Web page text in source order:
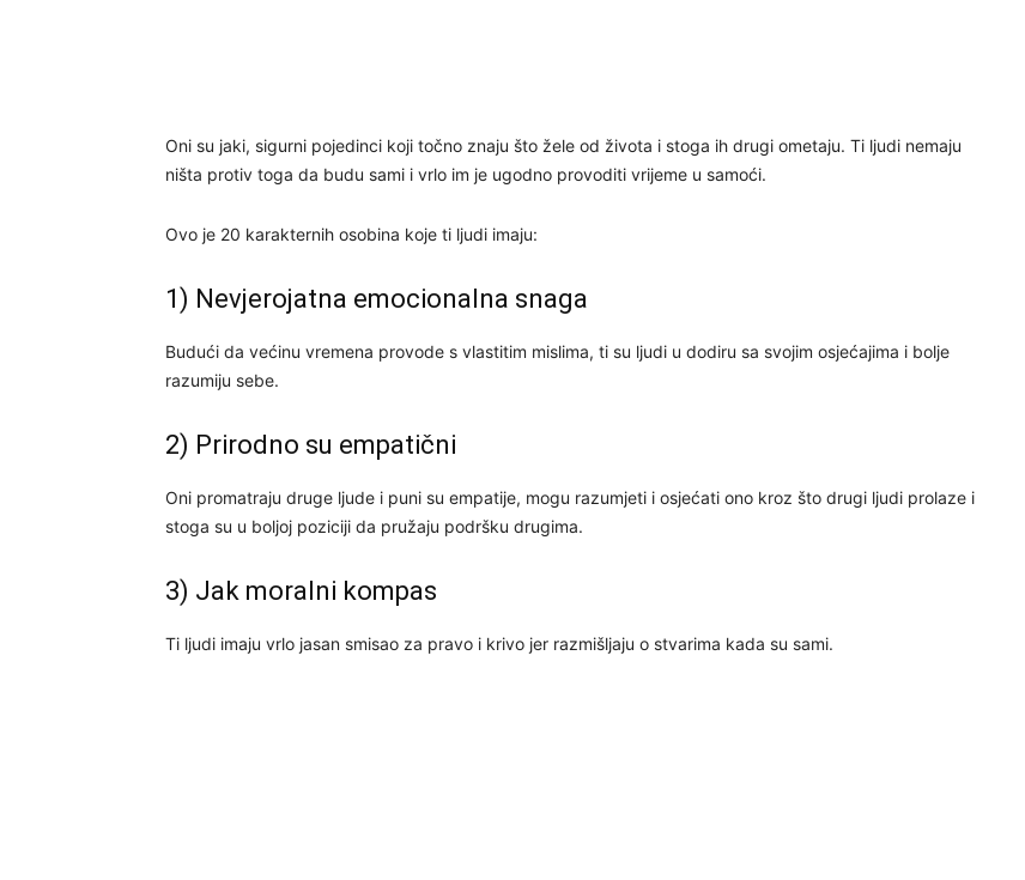
Oni su jaki, sigurni pojedinci koji točno znaju što žele od života i stoga ih drugi ometaju. Ti ljudi nemaju
ništa protiv toga da budu sami i vrlo im je ugodno provoditi vrijeme u samoći.
Ovo je 20 karakternih osobina koje ti ljudi imaju:
1) Nevjerojatna emocionalna snaga
Budući da većinu vremena provode s vlastitim mislima, ti su ljudi u dodiru sa svojim osjećajima i bolje
razumiju sebe.
2) Prirodno su empatični
Oni promatraju druge ljude i puni su empatije, mogu razumjeti i osjećati ono kroz što drugi ljudi prolaze i
stoga su u boljoj poziciji da pružaju podršku drugima.
3) Jak moralni kompas
Ti ljudi imaju vrlo jasan smisao za pravo i krivo jer razmišljaju o stvarima kada su sami.